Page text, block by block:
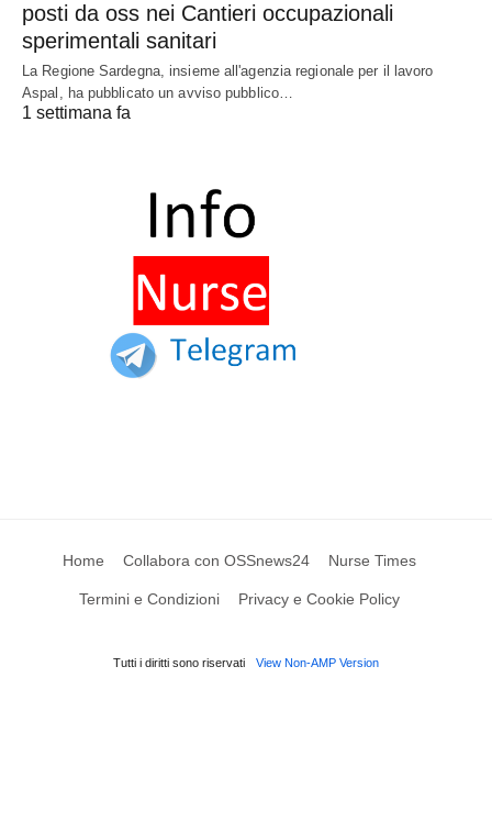
posti da oss nei Cantieri occupazionali
sperimentali sanitari
La Regione Sardegna, insieme all'agenzia regionale per il lavoro
Aspal, ha pubblicato un avviso pubblico…
1 settimana fa
Home Collabora con OSSnews24 Nurse Times
Termini e Condizioni Privacy e Cookie Policy
Tutti i diritti sono riservati View Non-AMP Version